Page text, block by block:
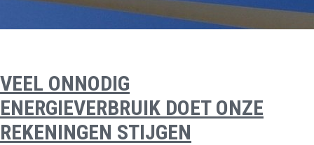
VEEL ONNODIG
ENERGIEVERBRUIK DOET ONZE
REKENINGEN STIJGEN